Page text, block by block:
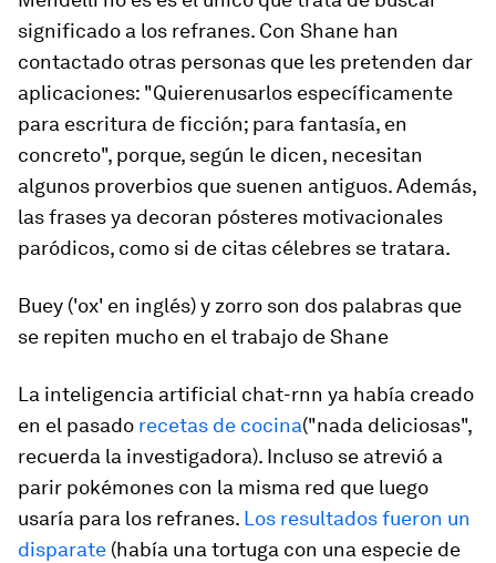
significado a los refranes. Con Shane han
contactado otras personas que les pretenden dar
aplicaciones: "Quierenusarlos específicamente
para escritura de ficción; para fantasía, en
concreto", porque, según le dicen, necesitan
algunos proverbios que suenen antiguos. Además,
las frases ya decoran pósteres motivacionales
paródicos, como si de citas célebres se tratara.
Buey ('ox' en inglés) y zorro son dos palabras que
se repiten mucho en el trabajo de Shane
La inteligencia artificial chat-rnn ya había creado
en el pasado recetas de cocina("nada deliciosas",
recuerda la investigadora). Incluso se atrevió a
parir pokémones con la misma red que luego
usaría para los refranes. Los resultados fueron un
disparate (había una tortuga con una especie de